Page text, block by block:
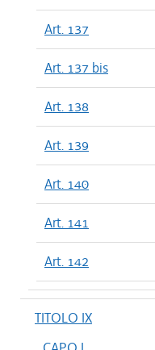
Art. 137
Art. 137 bis
Art. 138
Art. 139
Art. 140
Art. 141
Art. 142
TITOLO IX